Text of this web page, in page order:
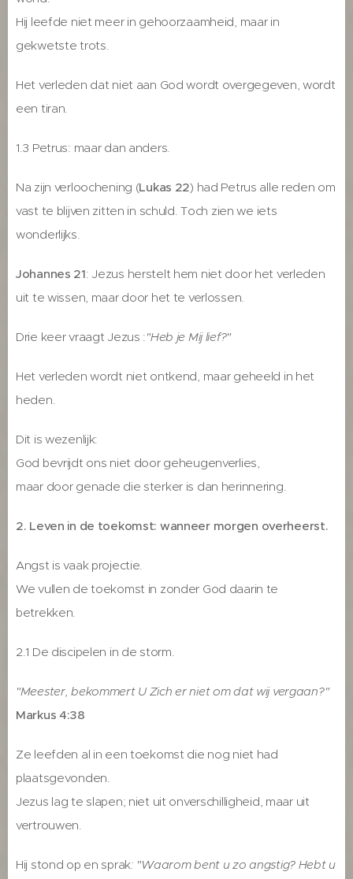
Hij leefde niet meer in gehoorzaamheid, maar in
gekwetste trots.
Het verleden dat niet aan God wordt overgegeven, wordt
een tiran.
1.3 Petrus: maar dan anders.
Na zijn verloochening (Lukas 22) had Petrus alle reden om
vast te blijven zitten in schuld. Toch zien we iets
wonderlijks.
Johannes 21: Jezus herstelt hem niet door het verleden
uit te wissen, maar door het te verlossen.
Drie keer vraagt Jezus :"Heb je Mij lief?"
Het verleden wordt niet ontkend, maar geheeld in het
heden.
Dit is wezenlijk:
God bevrijdt ons niet door geheugenverlies,
maar door genade die sterker is dan herinnering.
2. Leven in de toekomst: wanneer morgen overheerst.
Angst is vaak projectie.
We vullen de toekomst in zonder God daarin te
betrekken.
2.1 De discipelen in de storm.
"Meester, bekommert U Zich er niet om dat wij vergaan?"
Markus 4:38
Ze leefden al in een toekomst die nog niet had
plaatsgevonden.
Jezus lag te slapen; niet uit onverschilligheid, maar uit
vertrouwen.
Hij stond op en sprak: "Waarom bent u zo angstig? Hebt u